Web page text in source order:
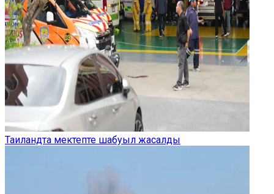
Таиландта мектепте шабуыл жасалды